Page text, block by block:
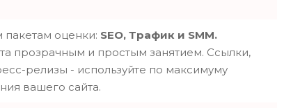
пакетам оценки: SEO, Трафик и SMM.
прозрачным и простым занятием. Ссылки,
релизы - используйте по максимуму
вашего сайта.